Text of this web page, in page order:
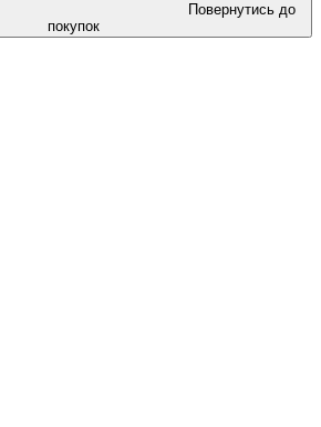
Повернутись до
покупок